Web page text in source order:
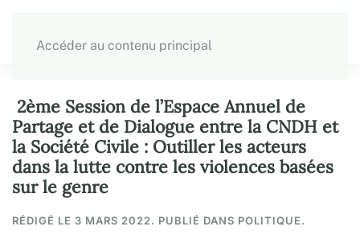
Accéder au contenu principal
2ème Session de l’Espace Annuel de
Partage et de Dialogue entre la CNDH et
la Société Civile : Outiller les acteurs
dans la lutte contre les violences basées
sur le genre
RÉDIGÉ LE 3 MARS 2022. PUBLIÉ DANS POLITIQUE.